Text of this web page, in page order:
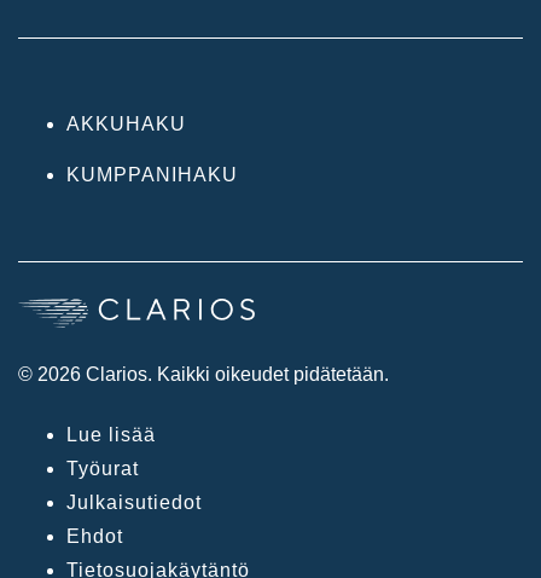
AKKUHAKU
KUMPPANIHAKU
© 2026 Clarios. Kaikki oikeudet pidätetään.
Lue lisää
Työurat
Julkaisutiedot
Ehdot
Tietosuojakäytäntö